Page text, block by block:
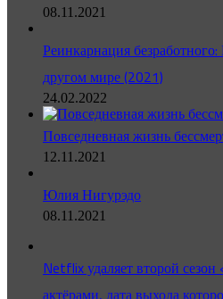
08.11.2021
Реинкарнация
другом мире (2021)
24.02.2022
Повседневная жизнь
12.11.2021
Юлия Нигурэдо
08.11.2021
Netflix удаляет второй